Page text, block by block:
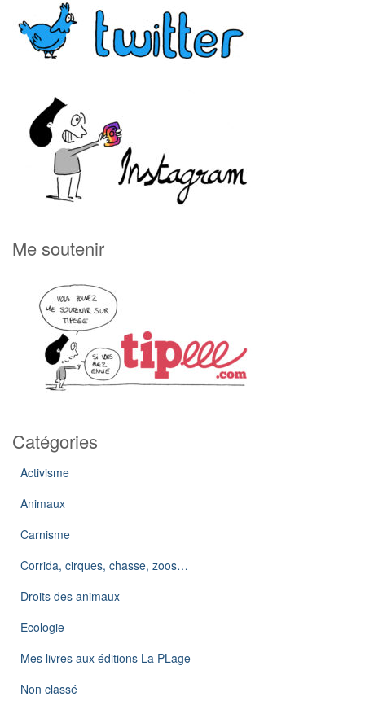
Me soutenir
Catégories
Activisme
Animaux
Carnisme
Corrida, cirques, chasse, zoos…
Droits des animaux
Ecologie
Mes livres aux éditions La PLage
Non classé